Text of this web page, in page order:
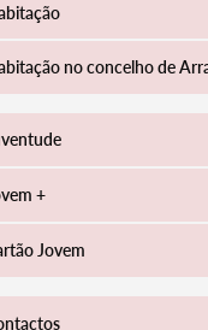
no concelho de
+
Jovem